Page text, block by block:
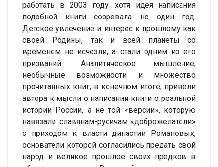
работать в 2003 году, хотя идея написания
подобной книги созревала не один год.
Детское увлечение и интерес к прошлому как
своей Родины, так и всей планеты со
временем не исчезли, а стали одним из его
призваний. Аналитическое мышление,
необычные возможности и множество
прочитанных книг, в конечном итоге, привели
автора к мысли о написании книги о реальной
истории России, а не той «версии», которую
навязали славянам-русичам «доброжелатели»
с приходом к власти династии Романовых,
основатели которой согласились предать свой
народ и великое прошлое своих предков в